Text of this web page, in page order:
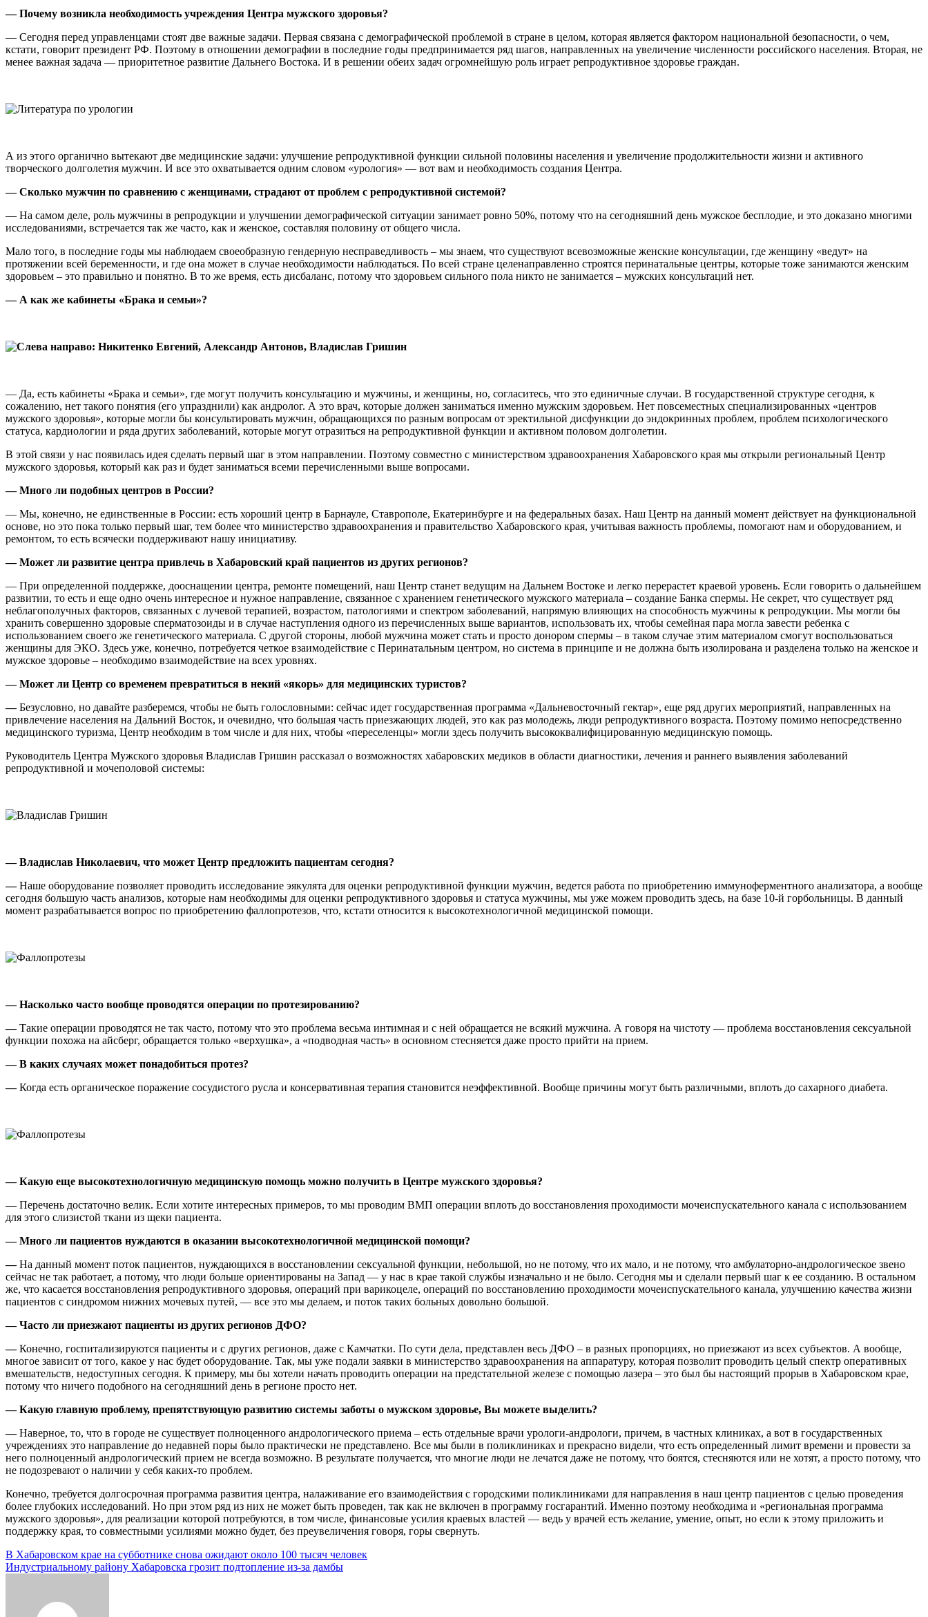
— Почему возникла необходимость учреждения Центра мужского здоровья?
— Сегодня перед управленцами стоят две важные задачи. Первая связана с демографической проблемой в стране в целом, которая является фактором национальной безопасности, о чем,
кстати, говорит президент РФ. Поэтому в отношении демографии в последние годы предпринимается ряд шагов, направленных на увеличение численности российского населения. Вторая, не
менее важная задача — приоритетное развитие Дальнего Востока. И в решении обеих задач огромнейшую роль играет репродуктивное здоровье граждан.
А из этого органично вытекают две медицинские задачи: улучшение репродуктивной функции сильной половины населения и увеличение продолжительности жизни и активного
творческого долголетия мужчин. И все это охватывается одним словом «урология» — вот вам и необходимость создания Центра.
— Сколько мужчин по сравнению с женщинами, страдают от проблем с репродуктивной системой?
— На самом деле, роль мужчины в репродукции и улучшении демографической ситуации занимает ровно 50%, потому что на сегодняшний день мужское бесплодие, и это доказано многими
исследованиями, встречается так же часто, как и женское, составляя половину от общего числа.
Мало того, в последние годы мы наблюдаем своеобразную гендерную несправедливость – мы знаем, что существуют всевозможные женские консультации, где женщину «ведут» на
протяжении всей беременности, и где она может в случае необходимости наблюдаться. По всей стране целенаправленно строятся перинатальные центры, которые тоже занимаются женским
здоровьем – это правильно и понятно. В то же время, есть дисбаланс, потому что здоровьем сильного пола никто не занимается – мужских консультаций нет.
— А как же кабинеты «Брака и семьи»?
— Да, есть кабинеты «Брака и семьи», где могут получить консультацию и мужчины, и женщины, но, согласитесь, что это единичные случаи. В государственной структуре сегодня, к
сожалению, нет такого понятия (его упразднили) как андролог. А это врач, которые должен заниматься именно мужским здоровьем. Нет повсеместных специализированных «центров
мужского здоровья», которые могли бы консультировать мужчин, обращающихся по разным вопросам от эректильной дисфункции до эндокринных проблем, проблем психологического
статуса, кардиологии и ряда других заболеваний, которые могут отразиться на репродуктивной функции и активном половом долголетии.
В этой связи у нас появилась идея сделать первый шаг в этом направлении. Поэтому совместно с министерством здравоохранения Хабаровского края мы открыли региональный Центр
мужского здоровья, который как раз и будет заниматься всеми перечисленными выше вопросами.
— Много ли подобных центров в России?
— Мы, конечно, не единственные в России: есть хороший центр в Барнауле, Ставрополе, Екатеринбурге и на федеральных базах. Наш Центр на данный момент действует на функциональной
основе, но это пока только первый шаг, тем более что министерство здравоохранения и правительство Хабаровского края, учитывая важность проблемы, помогают нам и оборудованием, и
ремонтом, то есть всячески поддерживают нашу инициативу.
— Может ли развитие центра привлечь в Хабаровский край пациентов из других регионов?
— При определенной поддержке, дооснащении центра, ремонте помещений, наш Центр станет ведущим на Дальнем Востоке и легко перерастет краевой уровень. Если говорить о дальнейшем
развитии, то есть и еще одно очень интересное и нужное направление, связанное с хранением генетического мужского материала – создание Банка спермы. Не секрет, что существует ряд
неблагополучных факторов, связанных с лучевой терапией, возрастом, патологиями и спектром заболеваний, напрямую влияющих на способность мужчины к репродукции. Мы могли бы
хранить совершенно здоровые сперматозоиды и в случае наступления одного из перечисленных выше вариантов, использовать их, чтобы семейная пара могла завести ребенка с
использованием своего же генетического материала. С другой стороны, любой мужчина может стать и просто донором спермы – в таком случае этим материалом смогут воспользоваться
женщины для ЭКО. Здесь уже, конечно, потребуется четкое взаимодействие с Перинатальным центром, но система в принципе и не должна быть изолирована и разделена только на женское и
мужское здоровье – необходимо взаимодействие на всех уровнях.
— Может ли Центр со временем превратиться в некий «якорь» для медицинских туристов?
—Безусловно, но давайте разберемся, чтобы не быть голословными: сейчас идет государственная программа «Дальневосточный гектар», еще ряд других мероприятий, направленных на
привлечение населения на Дальний Восток, и очевидно, что большая часть приезжающих людей, это как раз молодежь, люди репродуктивного возраста. Поэтому помимо непосредственно
медицинского туризма, Центр необходим в том числе и для них, чтобы «переселенцы» могли здесь получить высококвалифицированную медицинскую помощь.
Руководитель Центра Мужского здоровья Владислав Гришин рассказал о возможностях хабаровских медиков в области диагностики, лечения и раннего выявления заболеваний
репродуктивной и мочеполовой системы:
— Владислав Николаевич, что может Центр предложить пациентам сегодня?
—Наше оборудование позволяет проводить исследование эякулята для оценки репродуктивной функции мужчин, ведется работа по приобретению иммуноферментного анализатора, а вообще
сегодня большую часть анализов, которые нам необходимы для оценки репродуктивного здоровья и статуса мужчины, мы уже можем проводить здесь, на базе 10-й горбольницы. В данный
момент разрабатывается вопрос по приобретению фаллопротезов, что, кстати относится к высокотехнологичной медицинской помощи.
— Насколько часто вообще проводятся операции по протезированию?
—Такие операции проводятся не так часто, потому что это проблема весьма интимная и с ней обращается не всякий мужчина. А говоря на чистоту — проблема восстановления сексуальной
функции похожа на айсберг, обращается только «верхушка», а «подводная часть» в основном стесняется даже просто прийти на прием.
— В каких случаях может понадобиться протез?
—Когда есть органическое поражение сосудистого русла и консервативная терапия становится неэффективной. Вообще причины могут быть различными, вплоть до сахарного диабета.
— Какую еще высокотехнологичную медицинскую помощь можно получить в Центре мужского здоровья?
—Перечень достаточно велик. Если хотите интересных примеров, то мы проводим ВМП операции вплоть до восстановления проходимости мочеиспускательного канала с использованием
для этого слизистой ткани из щеки пациента.
— Много ли пациентов нуждаются в оказании высокотехнологичной медицинской помощи?
—На данный момент поток пациентов, нуждающихся в восстановлении сексуальной функции, небольшой, но не потому, что их мало, и не потому, что амбулаторно-андрологическое звено
сейчас не так работает, а потому, что люди больше ориентированы на Запад — у нас в крае такой службы изначально и не было. Сегодня мы и сделали первый шаг к ее созданию. В остальном
же, что касается восстановления репродуктивного здоровья, операций при варикоцеле, операций по восстановлению проходимости мочеиспускательного канала, улучшению качества жизни
пациентов с синдромом нижних мочевых путей, — все это мы делаем, и поток таких больных довольно большой.
— Часто ли приезжают пациенты из других регионов ДФО?
—Конечно, госпитализируются пациенты и с других регионов, даже с Камчатки. По сути дела, представлен весь ДФО – в разных пропорциях, но приезжают из всех субъектов. А вообще,
многое зависит от того, какое у нас будет оборудование. Так, мы уже подали заявки в министерство здравоохранения на аппаратуру, которая позволит проводить целый спектр оперативных
вмешательств, недоступных сегодня. К примеру, мы бы хотели начать проводить операции на предстательной железе с помощью лазера – это был бы настоящий прорыв в Хабаровском крае,
потому что ничего подобного на сегодняшний день в регионе просто нет.
— Какую главную проблему, препятствующую развитию системы заботы о мужском здоровье, Вы можете выделить?
—Наверное, то, что в городе не существует полноценного андрологического приема – есть отдельные врачи урологи-андрологи, причем, в частных клиниках, а вот в государственных
учреждениях это направление до недавней поры было практически не представлено. Все мы были в поликлиниках и прекрасно видели, что есть определенный лимит времени и провести за
него полноценный андрологический прием не всегда возможно. В результате получается, что многие люди не лечатся даже не потому, что боятся, стесняются или не хотят, а просто потому, что
не подозревают о наличии у себя каких-то проблем.
Конечно, требуется долгосрочная программа развития центра, налаживание его взаимодействия с городскими поликлиниками для направления в наш центр пациентов с целью проведения
более глубоких исследований. Но при этом ряд из них не может быть проведен, так как не включен в программу госгарантий. Именно поэтому необходима и «региональная программа
мужского здоровья», для реализации которой потребуются, в том числе, финансовые усилия краевых властей — ведь у врачей есть желание, умение, опыт, но если к этому приложить и
поддержку края, то совместными усилиями можно будет, без преувеличения говоря, горы свернуть.
Навигация
по
В Хабаровском крае на субботнике снова ожидают около 100 тысяч человек
Индустриальному району Хабаровска грозит подтопление из-за дамбы